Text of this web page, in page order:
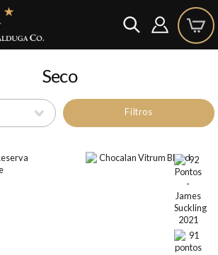
Seco
Filtros